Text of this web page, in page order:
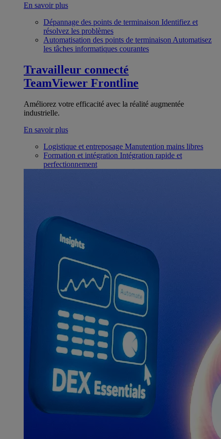
En savoir plus
Dépannage des points de terminaison Identifiez et
résolvez les problèmes
Automatisation des points de terminaison Automatisez
les tâches informatiques courantes
Travailleur connecté
TeamViewer Frontline
Améliorez votre efficacité avec la réalité augmentée
industrielle.
En savoir plus
Logistique et entreposage Manutention mains libres
Formation et intégration Intégration rapide et
perfectionnement